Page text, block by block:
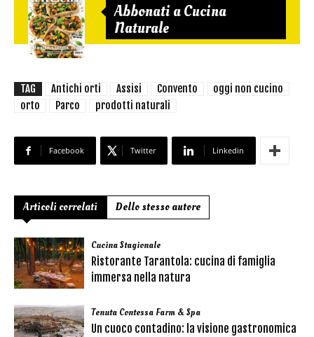
Abbonati a Cucina
Naturale
TAG Antichi orti Assisi Convento
oggi non cucino
orto
Parco prodotti naturali
Facebook Twitter Linkedin
Articoli correlati Dello stesso autore
Cucina Stagionale
Ristorante Tarantola: cucina di famiglia
immersa nella natura
Tenuta Contessa Farm & Spa
Un cuoco contadino: la visione gastronomica